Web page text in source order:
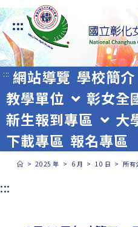
跳
轉
至
主
要
內
容
:::
::: 網站導覽 學校簡介
教學單位
彰女全
新生報到專區
大
下載專區 報名專區
> 2025 年 > 6 月 > 10 日 > 所有
:::